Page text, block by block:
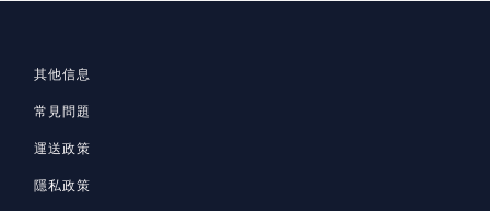
其他信息
常見問題
運送政策
隱私政策